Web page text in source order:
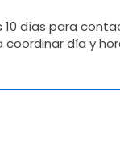
días para
coordinar día y